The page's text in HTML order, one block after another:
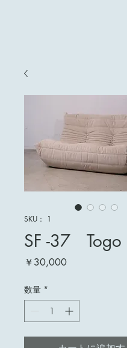
SKU： 1
SF -37 Togo
￥30,000価
数量 *